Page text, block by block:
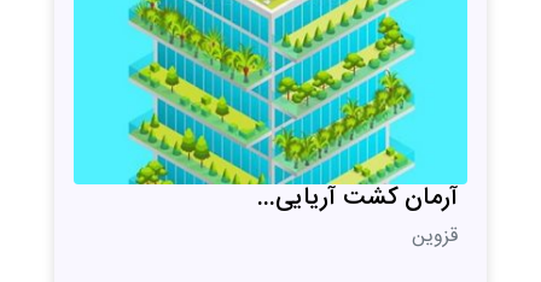
آرمان کشت آریایی...
قزوین